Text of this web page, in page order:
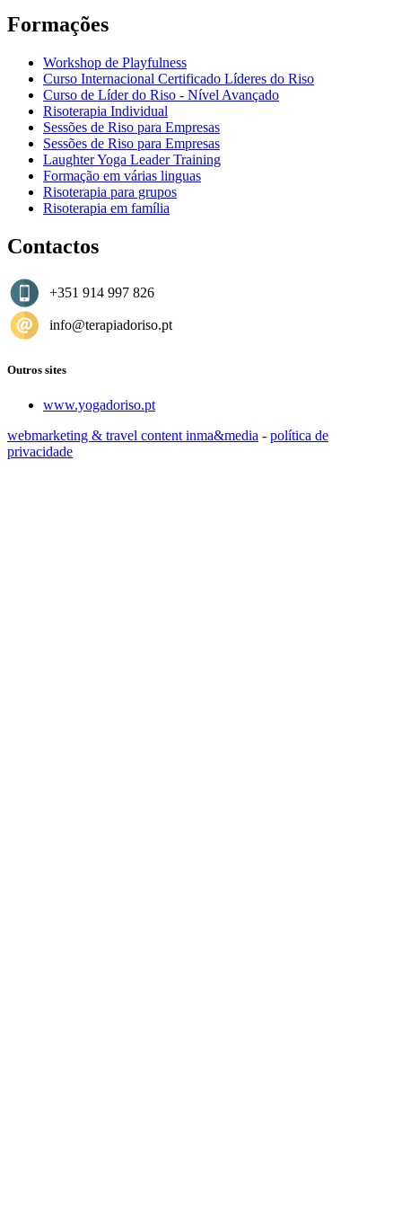
Formações
Workshop de Playfulness
Curso Internacional Certificado Líderes do Riso
Curso de Líder do Riso - Nível Avançado
Risoterapia Individual
Sessões de Riso para Empresas
Sessões de Riso para Empresas
Laughter Yoga Leader Training
Formação em várias linguas
Risoterapia para grupos
Risoterapia em família
Contactos
+351 914 997 826
info@terapiadoriso.pt
Outros sites
www.yogadoriso.pt
webmarketing & travel content inma&media - política de
privacidade